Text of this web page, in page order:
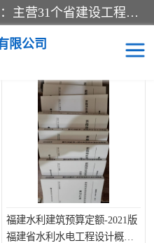
北京北腾文化发展有限公司：主营31个省建设工程预算书,工程预算软件,工程计价依据,工程造价定额,工程量清单计价定额,建设工程量消耗量定额,各行业工程预算定额,铁路定额,电力定额,矿山定额,*,黄金定额,钢铁企业检修定额,中石化安装检修定额,煤矿图书,医院书籍等.诚信的经营，在发展的同时公司不忘不断总结不断优化为客户的服务，和一如既往的热情赢得了新老客户的极高评价及青睐。
限公司
设工程预算定额
产品
福建水利建筑预算定额-2021版
福建省水利水电工程设计概估
预算定额
煤矿图书
铁路建设工程预算定额
石油化工安装预算定额